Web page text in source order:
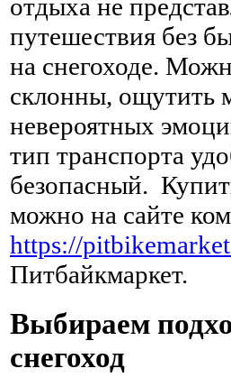
отдыха не
путешествия без
на снегоходе.
склонны, ощутить
невероятных
тип транспорта
безопасный.
можно на сайте
https://
Питбайкмаркет.
Выбираем
снегоход